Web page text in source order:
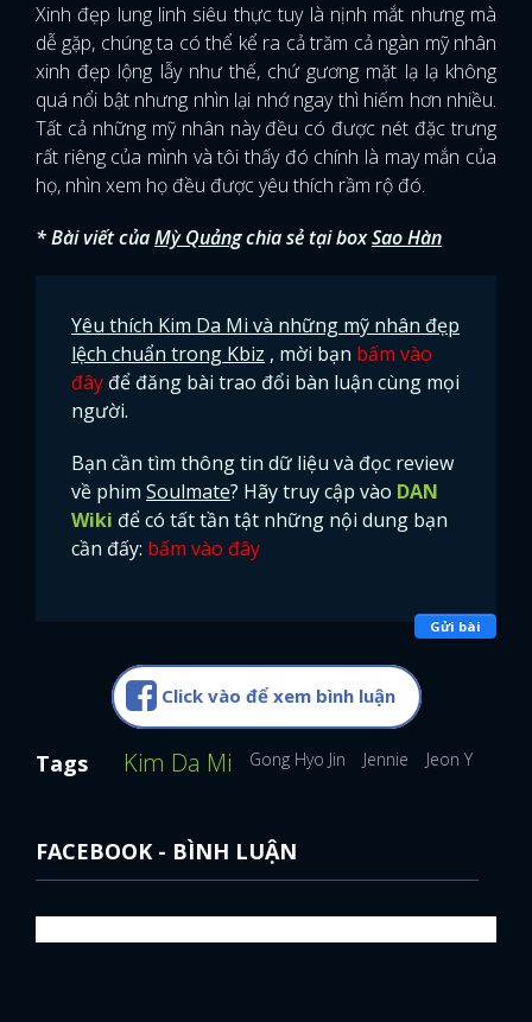
Xinh đẹp lung linh siêu thực tuy là nịnh mắt nhưng mà
dễ gặp, chúng ta có thể kể ra cả trăm cả ngàn mỹ nhân
xinh đẹp lộng lẫy như thế, chứ gương mặt lạ lạ không
quá nổi bật nhưng nhìn lại nhớ ngay thì hiếm hơn nhiều.
Tất cả những mỹ nhân này đều có được nét đặc trưng
rất riêng của mình và tôi thấy đó chính là may mắn của
họ, nhìn xem họ đều được yêu thích rầm rộ đó.
* Bài viết củaMỳ Quảngchia sẻ tại boxSao Hàn
Yêu thích Kim Da Mi và những mỹ nhân đẹp
lệch chuẩn trong Kbiz , mời bạn bấm vào
đây để đăng bài trao đổi bàn luận cùng mọi
người.
Bạn cần tìm thông tin dữ liệu và đọc review
về phim Soulmate? Hãy truy cập vào DAN
Wiki để có tất tần tật những nội dung bạn
cần đấy: bấm vào đây
Gửi bài
Click vào để xem bình luận
Tags Kim Da Mi Gong Hyo Jin Jennie Jeon Yeo Bin
FACEBOOK - BÌNH LUẬN